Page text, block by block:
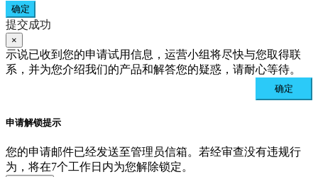
确定
提交成功
×
示说已收到您的申请试用信息，运营小组将尽快与您取得联
系，并为您介绍我们的产品和解答您的疑惑，请耐心等待。
确定
申请解锁提示
您的申请邮件已经发送至管理员信箱。若经审查没有违规行
为，将在7个工作日内为您解除锁定。